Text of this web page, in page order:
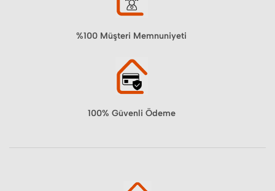
%100 Müşteri Memnuniyeti
100% Güvenli Ödeme